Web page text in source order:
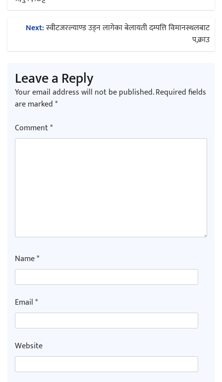
Next:स्वीटजरल्याण्ड उड्न लागेका बेलायती दम्पत्ति विमानस्थलबाट
प,क्राउ
Leave a Reply
Your email address will not be published.Required fields
are marked*
Comment*
Name*
Email*
Website